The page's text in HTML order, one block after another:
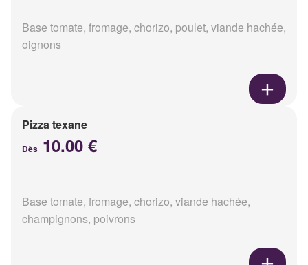
Base tomate, fromage, chorizo, poulet, viande hachée,
oignons
Pizza texane
Dès 10.00 €
Base tomate, fromage, chorizo, viande hachée,
champignons, poivrons